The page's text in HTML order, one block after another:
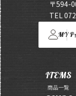
〒594-
TEL
MY
ITEMS
商品一覧